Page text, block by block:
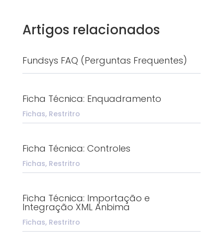
Artigos relacionados
Fundsys FAQ (Perguntas Frequentes)
Ficha Técnica: Enquadramento
Fichas, Restritro
Ficha Técnica: Controles
Fichas, Restritro
Ficha Técnica: Importação e
Integração XML Anbima
Fichas, Restritro